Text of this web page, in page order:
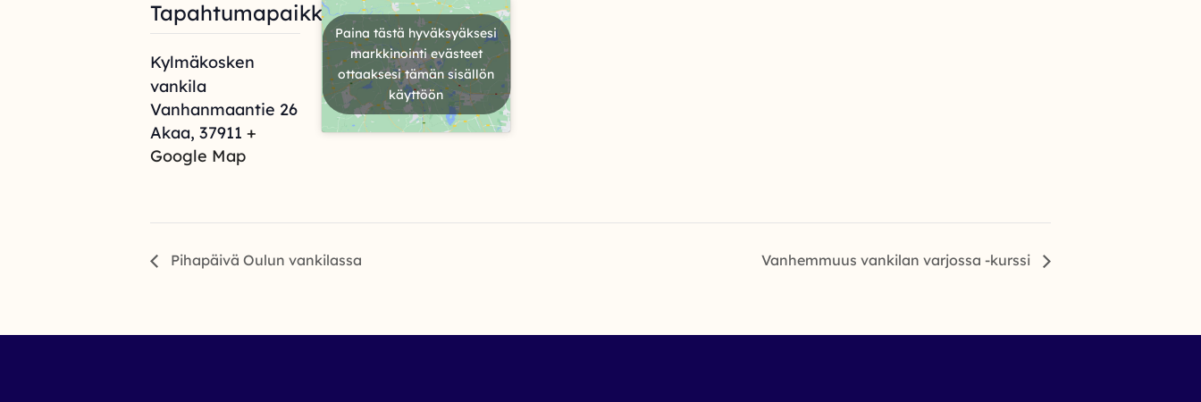
Tapahtumapaikka
Kylmäkosken
vankila
Vanhanmaantie 26
Akaa, 37911 +
Google Map
Paina tästä hyväksyäksesi
markkinointi evästeet
ottaaksesi tämän sisällön
käyttöön
Pihapäivä Oulun vankilassa Vanhemmuus vankilan varjossa -kurssi